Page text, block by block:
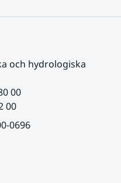
och hydrologiska
00
00
0696